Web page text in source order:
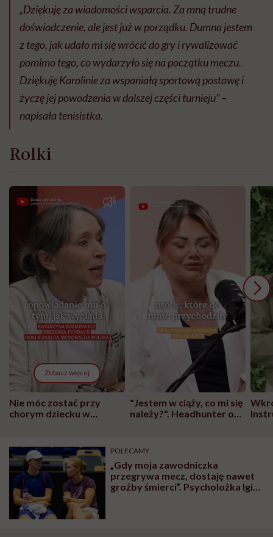
„Dziękuję za wiadomości wsparcia. Za mną trudne
doświadczenie, ale jest już w porządku. Dumna jestem
z tego, jak udało mi się wrócić do gry i rywalizować
pomimo tego, co wydarzyło się na początku meczu.
Dziękuję Karolinie za wspaniałą sportową postawę i
życzę jej powodzenia w dalszej części turnieju” –
napisała tenisistka.
Rolki
Zobacz więcej
Nie móc zostać przy
chorym dziecku w
może chyba tylko
głupota i brak
wyobraźni"
"Jestem w ciąży, co mi się
należy?". Headhunter o
pracy
POLECAMY
„Gdy moja zawodniczka
przegrywa mecz, dostaję nawet
groźby śmierci”. Psycholożka Igi